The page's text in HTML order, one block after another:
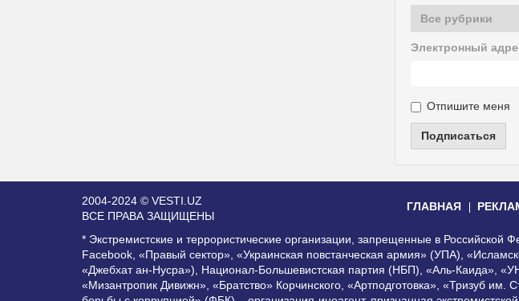
Электронный
Отпишите меня
Подписаться
2004-2024 © VESTI.UZ
ВСЕ ПРАВА ЗАЩИЩЕНЫ
ГЛАВНАЯ
* Экстремистские и террористические организации, запрещенные в
Facebook, «Правый сектор», «Украинская повстанческая армия» (УПА),
«Джебхат ан-Нусра»), Национал-Большевистская партия (НБП), «Аль-Каида»,
«Мизантропик Дивижн», «Братство» Корчинского, «Артподготовка», «Тризуб